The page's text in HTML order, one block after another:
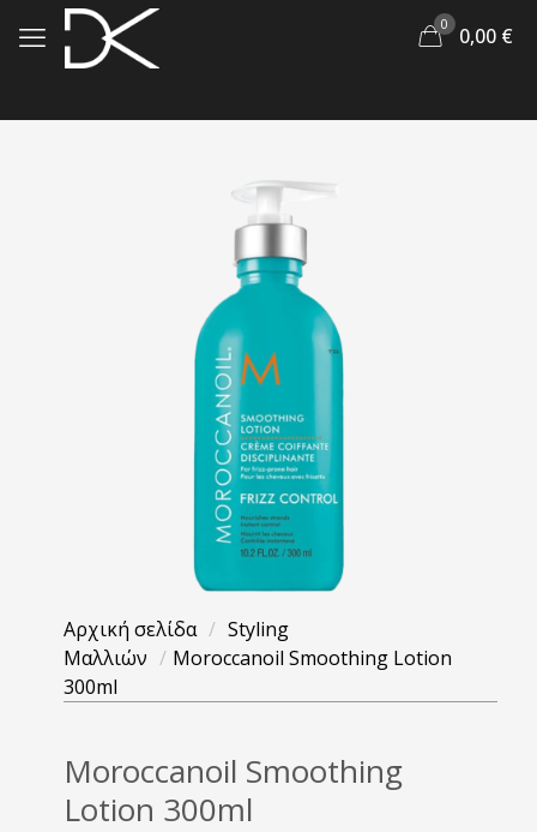
0 0,00 €
Αρχική σελίδα / Styling
Μαλλιών / Moroccanoil Smoothing Lotion
300ml
Moroccanoil Smoothing
Lotion 300ml